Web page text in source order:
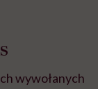
wywołanych